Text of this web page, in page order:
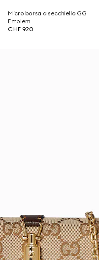
Micro borsa a secchiello GG
Emblem
CHF 920